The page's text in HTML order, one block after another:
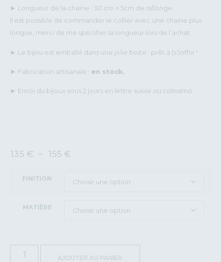
► Longueur de la chaine : 30 cm + 5cm de rallonge.
Il est possible de commander le collier avec une chaine plus
longue, merci de me spécifier la longueur lors de l’achat.
► Le bijou est emballé dans une jolie boite : prêt à (s’)offrir !
► Fabrication artisanale : en stock.
► Envoi du bijoux sous 2 jours en lettre suivie ou colissimo
135 € – 155 €
FINITION
MATIÈRE
AJOUTER AU PANIER